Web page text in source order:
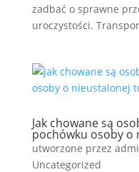
zadbać o sprawne
uroczystości.
Jak chowane są
pochówku osoby o
utworzone przez
Uncategorized